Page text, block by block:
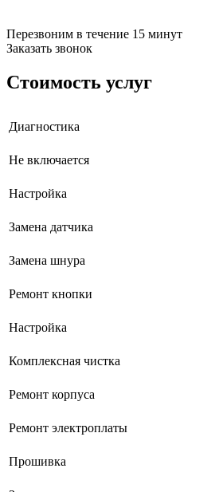
блоков подключения
блоков управления
брошюраторов
буферных накопителей
бутербродниц
чайников
чебуречниц
чиллеров
датчиков протечки
дегидраторов
депозитных машин
Перезвоним в течение 15 минут
Заказать звонок
Стоимость услуг
Диагностика
Не включается
Настройка
Замена датчика
Замена шнура
Ремонт кнопки
Настройка
Комплексная чистка
Ремонт корпуса
Ремонт электроплаты
Прошивка